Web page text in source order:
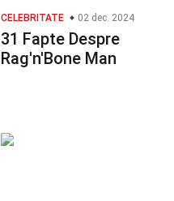
CELEBRITATE 02 dec. 2024
31 Fapte Despre
Rag'n'Bone Man